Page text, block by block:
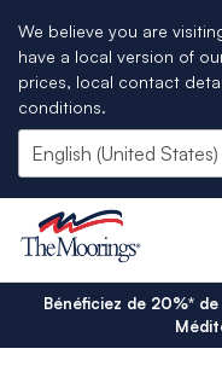
We believe you are
have a local version of
prices, local contact
conditions.
Bénéficiez de 20%*